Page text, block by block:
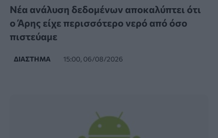
Νέα ανάλυση δεδομένων αποκαλύπτει ότι
ο Άρης είχε περισσότερο νερό από όσο
πιστεύαμε
ΔΙΆΣΤΗΜΑ 15:00, 06/08/2026